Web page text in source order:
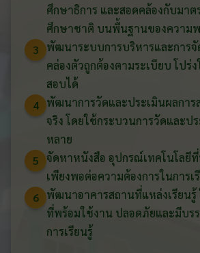
ศึกษาธิการ และสอดคล้องกับมาต
ศึกษาชาติ บนพื้นฐานของความพ
3
พัฒนาระบบการบริหารและการ
คล่องตัวถูกต้องตามระเบียบ โปร่
สอบได้
4 พัฒนาการวัดและประเมินผลกา
จริง โดยใช้กระบวนการวัดและป
หลาย
5 จัดหาหนังสือ อุปกรณ์เทคโนโลยี
เพียงพอต่อความต้องการในการเ
6 พัฒนาอาคารสถานที่แหล่งเรียน
ที่พร้อมใช้งาน ปลอดภัยและมีบร
การเรียนรู้